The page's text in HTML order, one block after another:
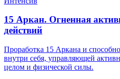
15 Аркан. Огненная
действий
Проработка 15 Аркана и
внутри себя, управляющей
целом и физической силы.